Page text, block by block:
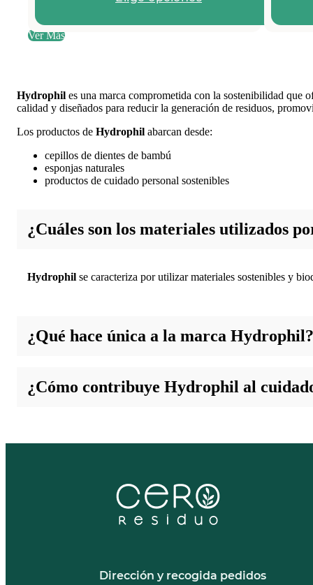
Ver Más
Hydrophil es una marca comprometida con la sostenibilidad que
calidad y diseñados para reducir la generación de residuos,
Los productos de Hydrophil abarcan desde:
cepillos de dientes de bambú
esponjas naturales
productos de cuidado personal sostenibles
¿Cuáles son los materiales utilizados
Hydrophil se caracteriza por utilizar materiales sostenibles y
¿Qué hace única a la marca Hydrophil?
¿Cómo contribuye Hydrophil al
Dirección y recogida pedidos